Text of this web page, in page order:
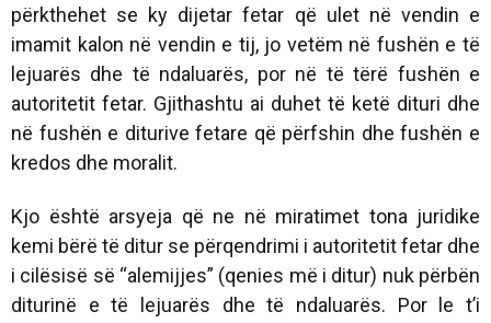
përkthehet se ky dijetar fetar që ulet në vendin e
imamit kalon në vendin e tij, jo vetëm në fushën e të
lejuarës dhe të ndaluarës, por në të tërë fushën e
autoritetit fetar. Gjithashtu ai duhet të ketë dituri dhe
në fushën e diturive fetare që përfshin dhe fushën e
kredos dhe moralit.
Kjo është arsyeja që ne në miratimet tona juridike
kemi bërë të ditur se përqendrimi i autoritetit fetar dhe
i cilësisë së “alemijjes” (qenies më i ditur) nuk përbën
diturinë e të lejuarës dhe të ndaluarës. Por le t’i